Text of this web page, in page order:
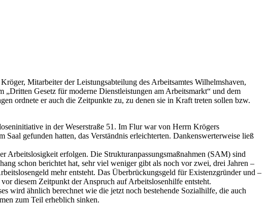
Mitarbeiter der Leistungsabteilung des Arbeitsamtes Wilhelmshaven,
„Dritten Gesetz für moderne Dienstleistungen am Arbeitsmarkt“ und dem
ordnete er auch die Zeitpunkte zu, zu denen sie in Kraft treten sollen bzw.
in der Weserstraße 51. Im Flur war von Herrn Krögers
gefunden hatten, das Verständnis erleichterten. Dankenswerterweise ließ
Arbeitslosigkeit erfolgen. Die Strukturanpassungsmaßnahmen (SAM) sind
schon berichtet hat, sehr viel weniger gibt als noch vor zwei, drei Jahren –
mehr entsteht. Das Überbrückungsgeld für Existenzgründer und –
diesem Zeitpunkt der Anspruch auf Arbeitslosenhilfe entsteht.
wird ähnlich berechnet wie die jetzt noch bestehende Sozialhilfe, die auch
zum Teil erheblich sinken.